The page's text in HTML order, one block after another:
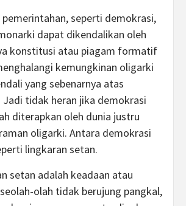
seperti demokrasi,
dapat dikendalikan oleh
konstitusi atau piagam formatif
kemungkinan oligarki
yang sebenarnya atas
Jadi tidak heran jika demokrasi
diterapkan oleh dunia justru
oligarki. Antara demokrasi
lingkaran setan.
setan adalah keadaan atau
olah tidak berujung pangkal,